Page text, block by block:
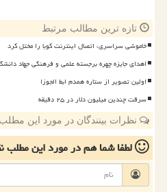
تازه ترین مطالب مرتبط
خاموشی سراسری، اتصال اینترنت کوبا را مختل کرد
اهدای جایزه چهره برجسته علمی و فرهنگی جهاد
اولین تصویر از ستاره همدم ابط الجوزا
سرقت چندین میلیون دلار در ۲۵ دقیقه
نظرات بینندگان در مورد این مطلب
لطفا شما همدر مورد این مطلب